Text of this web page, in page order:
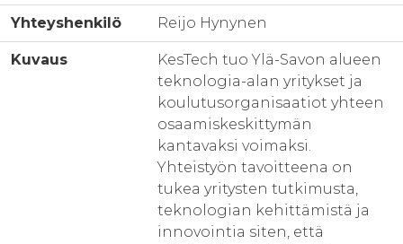
Yhteyshenkilö Reijo Hynynen
Kuvaus
KesTech tuo Ylä-Savon alueen
teknologia-alan yritykset ja
koulutusorganisaatiot yhteen
osaamiskeskittymän
kantavaksi voimaksi.
Yhteistyön tavoitteena on
tukea yritysten tutkimusta,
teknologian kehittämistä ja
innovointia siten, että